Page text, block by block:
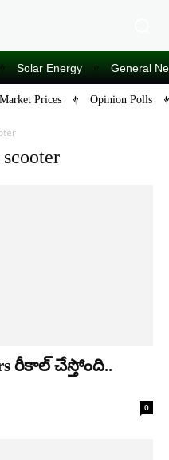
Solar Energy General
Market Prices Opinion Polls
రీకాల్ చేస్తోంది..
0